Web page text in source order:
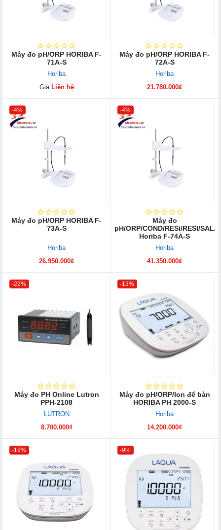
Máy đo pH/ORP HORIBA F-
71A-S
Horiba
Giá:Liên hệ
Máy đo pH/ORP HORIBA F-
72A-S
Horiba
21.780.000₫
-4%
Máy đo pH/ORP HORIBA F-
73A-S
Horiba
26.950.000₫
-4%
Máy đo
pH/ORP/COND/RESi/RESI/SAL/
Horiba F-74A-S
Horiba
41.350.000₫
-22%
Máy đo PH Online Lutron
PPH-2108
LUTRON
8.700.000₫
-13%
Máy đo pH/ORP/Ion để bàn
HORIBA PH 2000-S
Horiba
14.200.000₫
-19% -9%